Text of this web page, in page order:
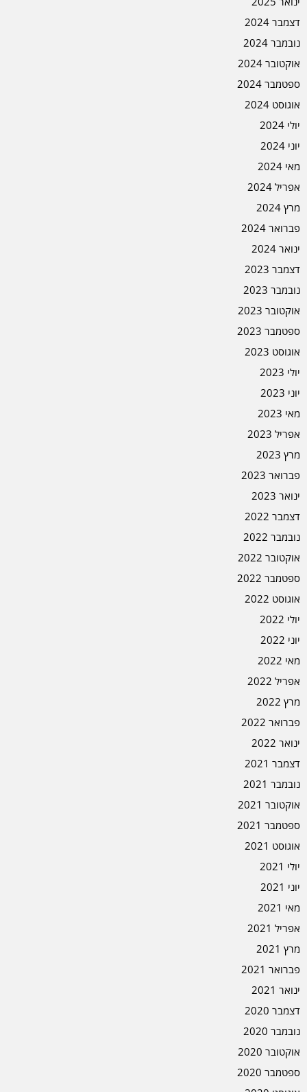
דצמבר 2024
נובמבר 2024
אוקטובר 2024
ספטמבר 2024
אוגוסט 2024
יולי 2024
יוני 2024
מאי 2024
אפריל 2024
מרץ 2024
פברואר 2024
ינואר 2024
דצמבר 2023
נובמבר 2023
אוקטובר 2023
ספטמבר 2023
אוגוסט 2023
יולי 2023
יוני 2023
מאי 2023
אפריל 2023
מרץ 2023
פברואר 2023
ינואר 2023
דצמבר 2022
נובמבר 2022
אוקטובר 2022
ספטמבר 2022
אוגוסט 2022
יולי 2022
יוני 2022
מאי 2022
אפריל 2022
מרץ 2022
פברואר 2022
ינואר 2022
דצמבר 2021
נובמבר 2021
אוקטובר 2021
ספטמבר 2021
אוגוסט 2021
יולי 2021
יוני 2021
מאי 2021
אפריל 2021
מרץ 2021
פברואר 2021
ינואר 2021
דצמבר 2020
נובמבר 2020
אוקטובר 2020
ספטמבר 2020